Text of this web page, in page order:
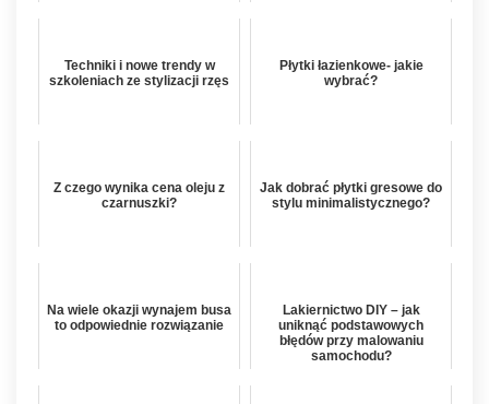
Techniki i nowe trendy w
szkoleniach ze stylizacji rzęs
Płytki łazienkowe- jakie
wybrać?
Z czego wynika cena oleju z
czarnuszki?
Jak dobrać płytki gresowe do
stylu minimalistycznego?
Na wiele okazji wynajem busa
to odpowiednie rozwiązanie
Lakiernictwo DIY – jak
uniknąć podstawowych
błędów przy malowaniu
samochodu?